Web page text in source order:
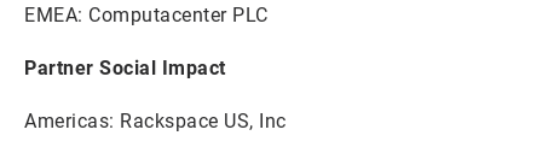
EMEA: Computacenter PLC
Partner Social Impact
Americas: Rackspace US, Inc